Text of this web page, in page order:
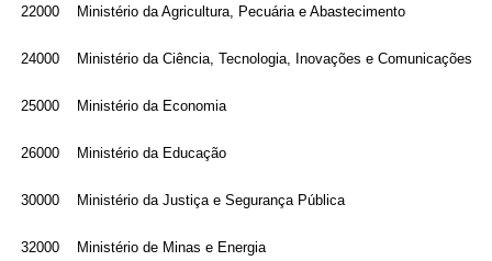
22000 Ministério da Agricultura, Pecuária e Abastecimento
24000 Ministério da Ciência, Tecnologia, Inovações e Comunicações
25000 Ministério da Economia
26000 Ministério da Educação
30000 Ministério da Justiça e Segurança Pública
32000 Ministério de Minas e Energia